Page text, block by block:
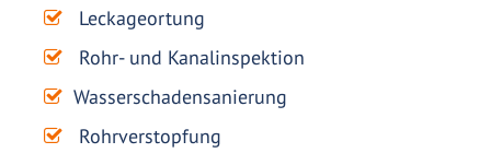
Leckageortung
Rohr- und Kanalinspektion
Wasserschadensanierung
Rohrverstopfung